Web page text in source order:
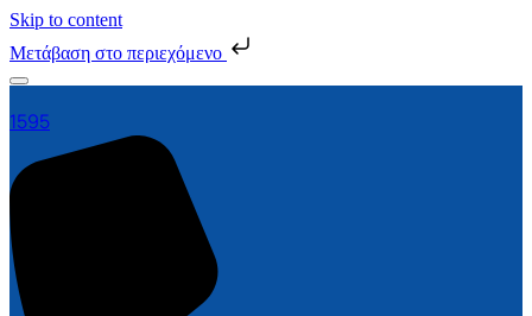
Skip to content
Μετάβαση στο περιεχόμενο
1595